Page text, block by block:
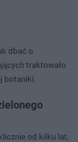
dbać o
traktowało
botaniki.
od kilku lat,